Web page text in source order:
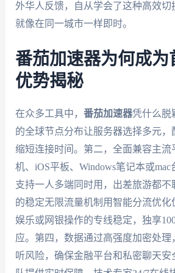
外华人反馈，自从学会了这种高效切
就像在同一城市一样即时。
番茄加速器为何成为
优势揭秘
在众多工具中， 番茄加速器凭什么脱
的全球节点分布让服务器选择多元，
缩短连接时间。第二，全面兼容主流
机、iOS平板、Windows笔记本或mac
支持一人多端同时用，出差旅游都不
的稳定无限流量机制用智能分流优化
娱乐或网银操作的专线稳定，独享
应。第四，数据通过高强度加密处理
听风险，确保金融平台和私密聊天安